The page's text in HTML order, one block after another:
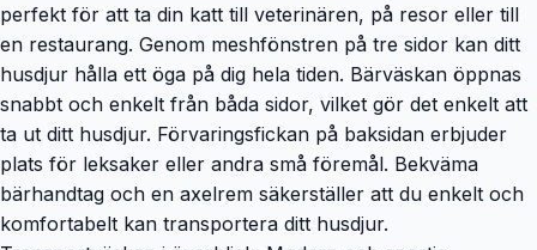
perfekt för att ta din katt till veterinären, på resor eller till
en restaurang. Genom meshfönstren på tre sidor kan ditt
husdjur hålla ett öga på dig hela tiden. Bärväskan öppnas
snabbt och enkelt från båda sidor, vilket gör det enkelt att
ta ut ditt husdjur. Förvaringsfickan på baksidan erbjuder
plats för leksaker eller andra små föremål. Bekväma
bärhandtag och en axelrem säkerställer att du enkelt och
komfortabelt kan transportera ditt husdjur.